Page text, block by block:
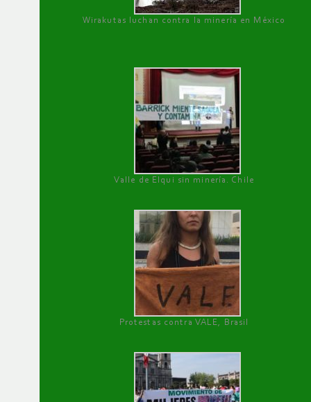
Wirakutas luchan contra la minería en México
Valle de Elqui sin minería. Chile
Protestas contra VALE, Brasil